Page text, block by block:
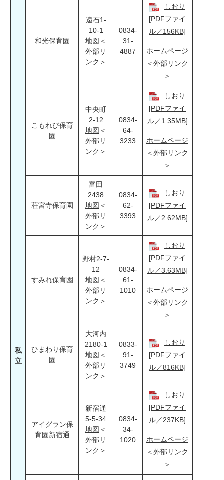
私
立
和光保育園
遠石1-
10-1
地図 ＜
外部リ
ンク＞
0834-
31-
4887
しおり
[PDFファイ
ル／156KB]
ホームページ
＜外部リンク
＞
こもれび保育
園
中央町
2-12
地図 ＜
外部リ
ンク＞
0834-
64-
3233
しおり
[PDFファイ
ル／1.35MB]
ホームページ
＜外部リンク
＞
荘宮寺保育園
富田
2438
地図 ＜
外部リ
ンク＞
0834-
62-
3393
しおり
[PDFファイ
ル／2.62MB]
すみれ保育園
野村2-7-
12
地図 ＜
外部リ
ンク＞
0834-
61-
1010
しおり
[PDFファイ
ル／3.63MB]
ホームページ
＜外部リンク
＞
ひまわり保育
園
大河内
2180-1​
地図 ＜
外部リ
ンク＞
0833-
91-
3749
しおり
[PDFファイ
ル／816KB]
アイグラン保
育園新宿通
新宿通
5-5-34
地図 ＜
外部リ
ンク＞
0834-
34-
1020
しおり
[PDFファイ
ル／237KB]
ホームページ
＜外部リンク
＞